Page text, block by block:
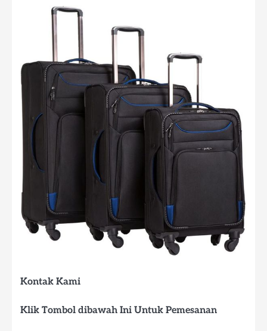
Kontak Kami
Klik Tombol dibawah Ini Untuk Pemesanan